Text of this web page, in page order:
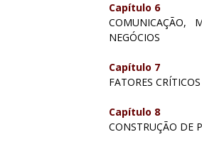
Capítulo 6
COMUNICAÇÃO,
NEGÓCIOS
Capítulo 7
FATORES
Capítulo 8
CONSTRUÇÃO DE